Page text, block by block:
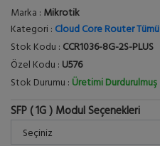
Marka : Mikrotik
Kategori : Cloud Core Router Tümü
Stok Kodu : CCR1036-8G-2S-PLUS
Özel Kodu : U576
Stok Durumu : Üretimi Durdurulmuş
SFP ( 1G ) Modul Seçenekleri